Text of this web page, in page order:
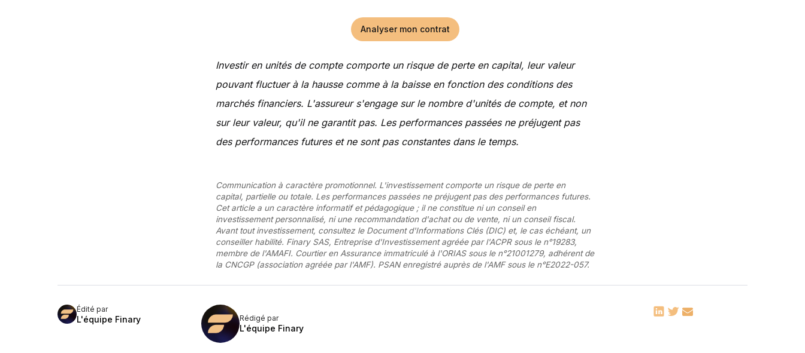
Analyser mon contrat
Investir en unités de compte comporte un risque de perte en capital, leur valeur
pouvant fluctuer à la hausse comme à la baisse en fonction des conditions des
marchés financiers. L'assureur s'engage sur le nombre d'unités de compte, et non
sur leur valeur, qu'il ne garantit pas. Les performances passées ne préjugent pas
des performances futures et ne sont pas constantes dans le temps.
Communication à caractère promotionnel. L'investissement comporte un risque de perte en
capital, partielle ou totale. Les performances passées ne préjugent pas des performances futures.
Cet article a un caractère informatif et pédagogique ; il ne constitue ni un conseil en
investissement personnalisé, ni une recommandation d'achat ou de vente, ni un conseil fiscal.
Avant tout investissement, consultez le Document d'Informations Clés (DIC) et, le cas échéant, un
conseiller habilité. Finary SAS, Entreprise d'Investissement agréée par l'ACPR sous le n°19283,
membre de l'AMAFI. Courtier en Assurance immatriculé à l'ORIAS sous le n°21001279, adhérent de
la CNCGP (association agréée par l'AMF). PSAN enregistré auprès de l'AMF sous le n°E2022-057.
Édité par
L'équipe Finary Rédigé par
L'équipe Finary